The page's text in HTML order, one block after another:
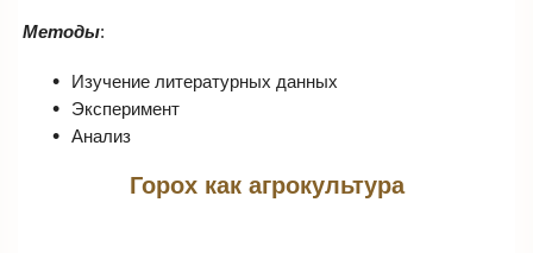
Методы:
Изучение литературных данных
Эксперимент
Анализ
Горох как агрокультура